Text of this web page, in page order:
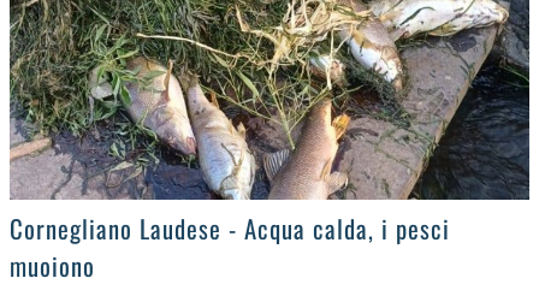
>
Cornegliano Laudese - Acqua calda, i pesci
muoiono